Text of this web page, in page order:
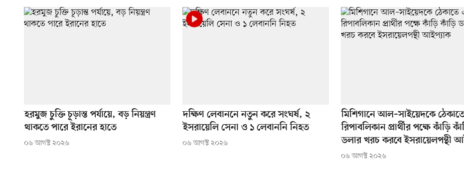
হরমুজ চুক্তি চূড়ান্ত পর্যায়ে, বড় নিয়ন্ত্রণ
থাকতে পারে ইরানের হাতে
০৬ আগস্ট ২০২৬
দক্ষিণ লেবাননে নতুন করে সংঘর্ষ, ২
ইসরায়েলি সেনা ও ১ লেবাননি নিহত
০৬ আগস্ট ২০২৬
মিশিগানে আল–সাইয়েদকে
রিপাবলিকান প্রার্থীর পক্ষে কাঁড়ি
ডলার খরচ করবে ইসরায়েলপন্থী
০৬ আগস্ট ২০২৬